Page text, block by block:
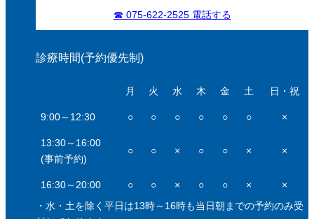
☎ 075-622-2525 電話する
診療時間(予約優先制)
月 火 水 木 金 土 日・祝
9:00～12:30 ○ ○ ○ ○ ○ ○ ×
13:30～16:00
(事前予約)
○ ○ × ○ ○ × ×
16:30～20:00 ○ ○ × ○ ○ ×
×
・水・土を除く平日は13時～16時も当日朝までの予約のみ受